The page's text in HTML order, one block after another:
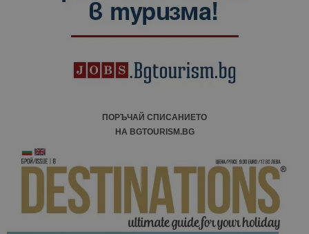
ПОРЪЧАЙ СПИСАНИЕТО
НА BGTOURISM.BG